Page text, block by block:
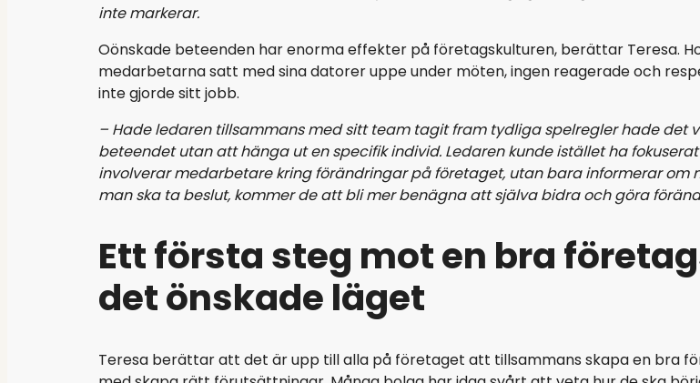
inte markerar.
Oönskade beteenden har enorma effekter på företagskulturen, berättar Teresa.
medarbetarna satt med sina datorer uppe under möten, ingen reagerade och
inte gjorde sitt jobb.
– Hade ledaren tillsammans med sitt team tagit fram tydliga spelregler hade
beteendet utan att hänga ut en specifik individ. Ledaren kunde istället ha
involverar medarbetare kring förändringar på företaget, utan bara informerar
man ska ta beslut, kommer de att bli mer benägna att själva bidra och göra
Ett första steg mot en bra
det önskade läget
Teresa berättar att det är upp till alla på företaget att tillsammans skapa en bra